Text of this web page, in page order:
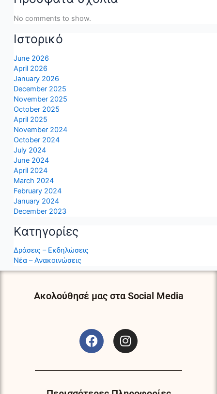
No comments to show.
Ιστορικό
June 2026
April 2026
January 2026
December 2025
November 2025
October 2025
April 2025
November 2024
October 2024
July 2024
June 2024
April 2024
March 2024
February 2024
January 2024
December 2023
Kατηγορίες
Δράσεις – Εκδηλώσεις
Νέα – Ανακοινώσεις
Ακολούθησέ μας στα Social Media
F
a
e
I
n
t